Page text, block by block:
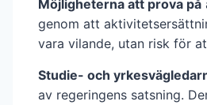
Möjligheterna att prova på
genom att
vara vilande, utan risk för
Studie- och
av regeringens satsning.